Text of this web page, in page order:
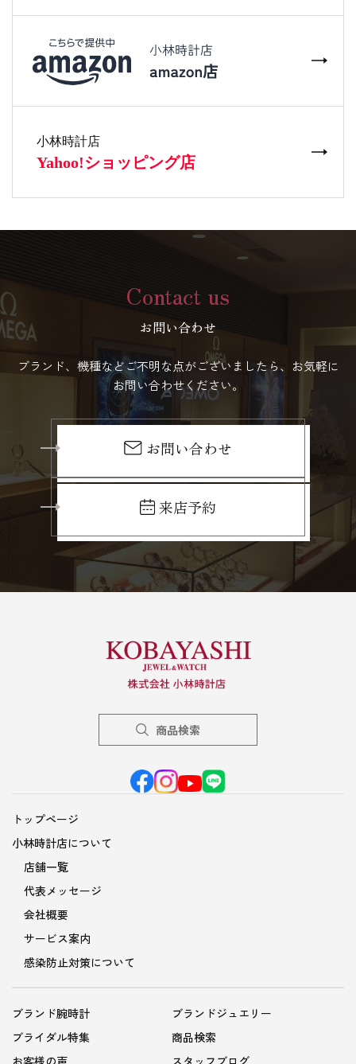
Contact us
お問い合わせ
ブランド、機種などご不明な点がございましたら、お気軽に
お問い合わせください。
お問い合わせ
来店予約
商品検索
トップページ
小林時計店について
店舗一覧
代表メッセージ
会社概要
サービス案内
感染防止対策について
ブランド腕時計
ブランドジュエリー
ブライダル特集
商品検索